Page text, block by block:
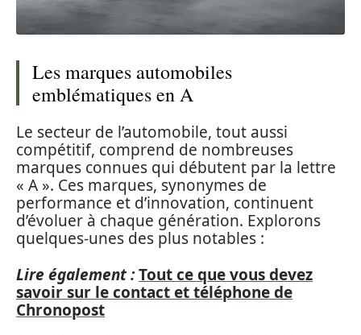
Les marques automobiles
emblématiques en A
Le secteur de l’automobile, tout aussi
compétitif, comprend de nombreuses
marques connues qui débutent par la lettre
« A ». Ces marques, synonymes de
performance et d’innovation, continuent
d’évoluer à chaque génération. Explorons
quelques-unes des plus notables :
Lire également :Tout ce que vous devez
savoir sur le contact et téléphone de
Chronopost